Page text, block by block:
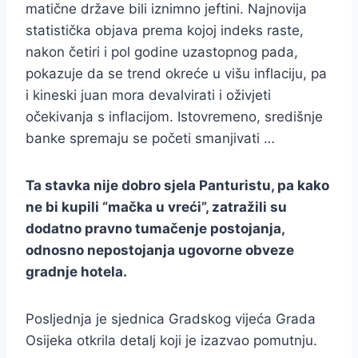
matične države bili iznimno jeftini. Najnovija
statistička objava prema kojoj indeks raste,
nakon četiri i pol godine uzastopnog pada,
pokazuje da se trend okreće u višu inflaciju, pa
i kineski juan mora devalvirati i oživjeti
očekivanja s inflacijom. Istovremeno, središnje
banke spremaju se početi smanjivati …
Ta stavka nije dobro sjela Panturistu, pa kako
ne bi kupili “mačka u vreći”, zatražili su
dodatno pravno tumačenje postojanja,
odnosno nepostojanja ugovorne obveze
gradnje hotela.
Posljednja je sjednica Gradskog vijeća Grada
Osijeka otkrila detalj koji je izazvao pomutnju.